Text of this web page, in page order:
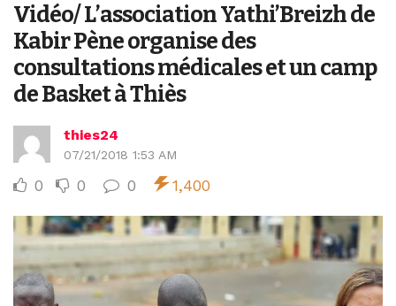
Vidéo/ L’association Yathi’Breizh de
Kabir Pène organise des
consultations médicales et un camp
de Basket à Thiès
thies24
07/21/2018 1:53 AM
0 0 0 1,400